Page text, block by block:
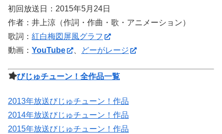
初回放送日：2015年5月24日
作者：井上涼（作詞・作曲・歌・アニメーション）
歌詞： 紅白梅図屏風グラフ
動画： YouTube どーがレージ
びじゅチューン！全作品一覧
2013年放送びじゅチューン！作品
2014年放送びじゅチューン！作品
2015年放送びじゅチューン！作品